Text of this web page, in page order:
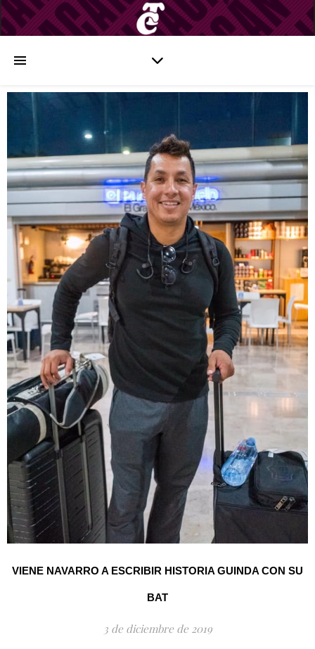
VIENE NAVARRO A ESCRIBIR HISTORIA GUINDA CON SU
BAT
3 de diciembre de 2019